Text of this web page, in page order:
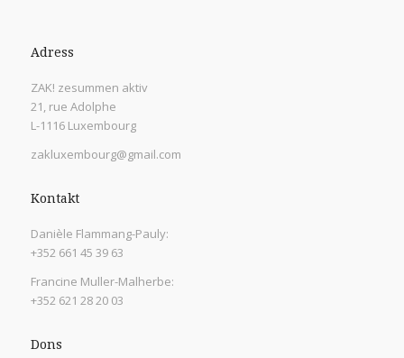
Adress
ZAK! zesummen aktiv
21, rue Adolphe
L-1116 Luxembourg
zakluxembourg@gmail.com
Kontakt
Danièle Flammang-Pauly:
+352 661 45 39 63
Francine Muller-Malherbe:
+352 621 28 20 03
Dons